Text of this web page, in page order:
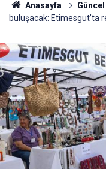
Anasayfa Güncel
buluşacak: Etimesgut’ta